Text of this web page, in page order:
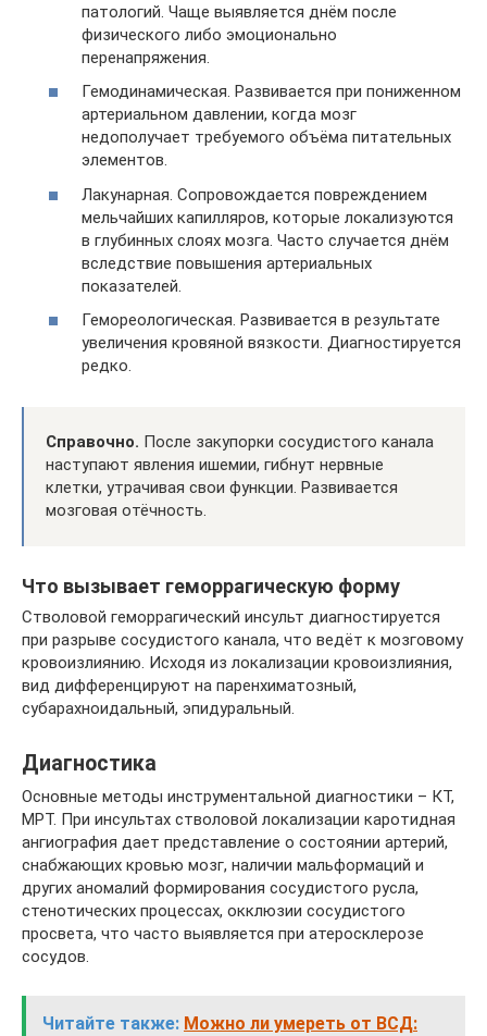
патологий. Чаще выявляется днём после
физического либо эмоционально
перенапряжения.
Гемодинамическая. Развивается при пониженном
артериальном давлении, когда мозг
недополучает требуемого объёма питательных
элементов.
Лакунарная. Сопровождается повреждением
мельчайших капилляров, которые локализуются
в глубинных слоях мозга. Часто случается днём
вследствие повышения артериальных
показателей.
Гемореологическая. Развивается в результате
увеличения кровяной вязкости. Диагностируется
редко.
Справочно. После закупорки сосудистого канала
наступают явления ишемии, гибнут нервные
клетки, утрачивая свои функции. Развивается
мозговая отёчность.
Что вызывает геморрагическую форму
Стволовой геморрагический инсульт диагностируется
при разрыве сосудистого канала, что ведёт к мозговому
кровоизлиянию. Исходя из локализации кровоизлияния,
вид дифференцируют на паренхиматозный,
субарахноидальный, эпидуральный.
Диагностика
Основные методы инструментальной диагностики – КТ,
МРТ. При инсультах стволовой локализации каротидная
ангиография дает представление о состоянии артерий,
снабжающих кровью мозг, наличии мальформаций и
других аномалий формирования сосудистого русла,
стенотических процессах, окклюзии сосудистого
просвета, что часто выявляется при атеросклерозе
сосудов.
Читайте также: Можно ли умереть от ВСД: